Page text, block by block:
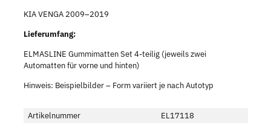
KIA VENGA 2009–2019
Lieferumfang:
ELMASLINE Gummimatten Set 4-teilig (jeweils zwei
Automatten für vorne und hinten)
Hinweis: Beispielbilder – Form variiert je nach Autotyp
Artikelnummer EL17118